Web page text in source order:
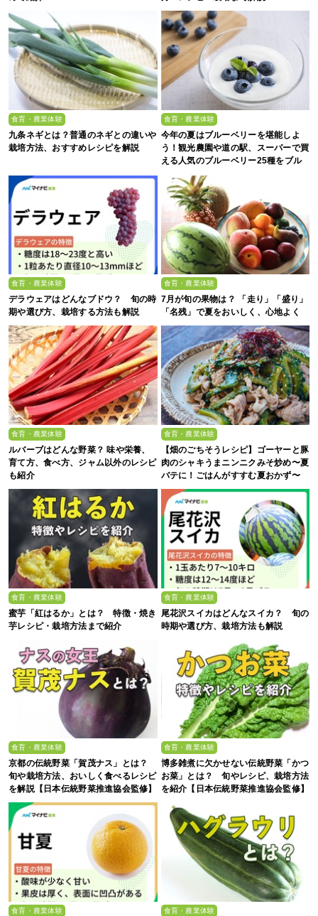
食育・農業体験
九条ネギとは？普通のネギとの違いや
栽培方法、おすすめレシピを解説
食育・農業体験
今年の夏はブルーベリーを堪能しよ
う！観光農園や道の駅、スーパーで買
える人気のブルーベリー25種をブル
食育・農業体験
デラウェアはどんなブドウ？ 旬の時
期や選び方、栽培する方法も解説
食育・農業体験
7月が旬の果物は？ 「走り」「盛り」
「名残」で夏をおいしく、心地よく
食育・農業体験
ルバーブはどんな野菜？ 味や栄養、
育て方、食べ方、ジャム以外のレシピ
も紹介
食育・農業体験
【畑のごちそうレシピ】ゴーヤーと豚
肉のシャキうまニンニクみそ炒め〜夏
バテに！ごはんがすすむ夏おかず〜
食育・農業体験
蜜芋「紅はるか」とは？ 特徴・焼き
芋レシピ・栽培方法まで紹介
食育・農業体験
尾花沢スイカはどんなスイカ？ 旬の
時期や選び方、栽培方法も解説
食育・農業体験
京都の伝統野菜「賀茂ナス」とは？
旬や栽培方法、おいしく食べるレシピ
を解説【日本伝統野菜推進協会監修】
食育・農業体験
博多雑煮に欠かせない伝統野菜「かつ
お菜」とは？ 旬やレシピ、栽培方法
を紹介【日本伝統野菜推進協会監修】
食育・農業体験 食育・農業体験